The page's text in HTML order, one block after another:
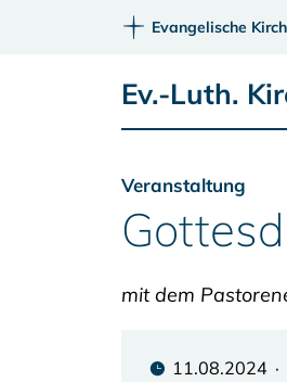
Evangelische
Ev.-Luth.
Veranstaltung
mit dem
11.08.2024